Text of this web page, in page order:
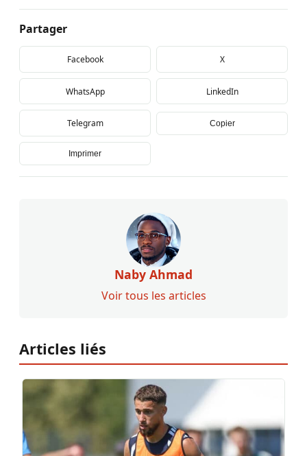
Partager
Facebook X
WhatsApp LinkedIn
Telegram Copier
Imprimer
Naby Ahmad
Voir tous les articles
Articles liés